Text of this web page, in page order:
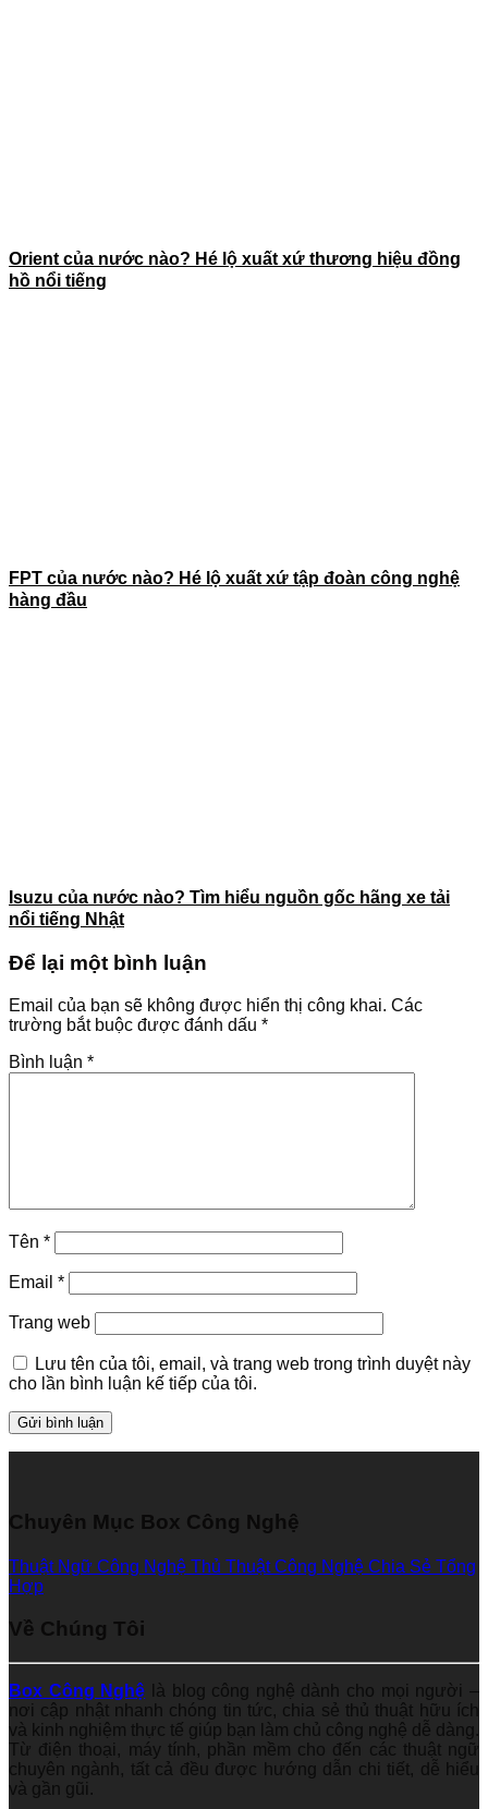
Orient của nước nào? Hé lộ xuất xứ thương hiệu đồng
hồ nổi tiếng
FPT của nước nào? Hé lộ xuất xứ tập đoàn công nghệ
hàng đầu
Isuzu của nước nào? Tìm hiểu nguồn gốc hãng xe tải
nổi tiếng Nhật
Để lại một bình luận
Email của bạn sẽ không được hiển thị công khai. Các
trường bắt buộc được đánh dấu *
Bình luận *
Tên *
Email *
Trang web
Lưu tên của tôi, email, và trang web trong trình duyệt này
cho lần bình luận kế tiếp của tôi.
Chuyên Mục Box Công Nghệ
Thuật Ngữ Công Nghệ Thủ Thuật Công Nghệ Chia Sẻ Tổng
Hợp
Về Chúng Tôi
Box Công Nghệ là blog công nghệ dành cho mọi người –
nơi cập nhật nhanh chóng tin tức, chia sẻ thủ thuật hữu ích
và kinh nghiệm thực tế giúp bạn làm chủ công nghệ dễ dàng.
Từ điện thoại, máy tính, phần mềm cho đến các thuật ngữ
chuyên ngành, tất cả đều được hướng dẫn chi tiết, dễ hiểu
và gần gũi.